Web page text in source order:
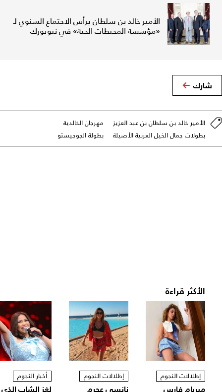
الأمير خالد بن سلطان يرأس الاجتماع السنوي لـ
«مؤسسة المحيطات الحية» في نيويورك
شارك
الأمير خالد بن سلطان بن عبد العزيز
مهرجان الخالدية
بطولات جمال الخيل العربية الأصيلة
بطولة الجوجيستو
الأكثر قراءة
إطلالات النجوم
ميريام فارس
إطلالات النجوم
نانسي عجرم
أخبار النجوم
لغز الشاب الذي